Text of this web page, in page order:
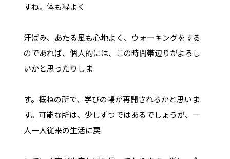
すね。体も程よく
汗ばみ、あたる風も心地よく、ウォーキングをする
のであれば、個人的には、この時間帯辺りがよろし
いかと思ったりしま
す。概ねの所で、学びの場が再開されるかと思いま
す。可能な所は、少しずつではあるでしょうが、一
人一人従来の生活に戻